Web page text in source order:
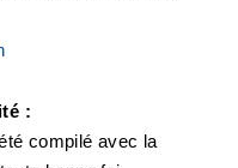
:
compilé avec la